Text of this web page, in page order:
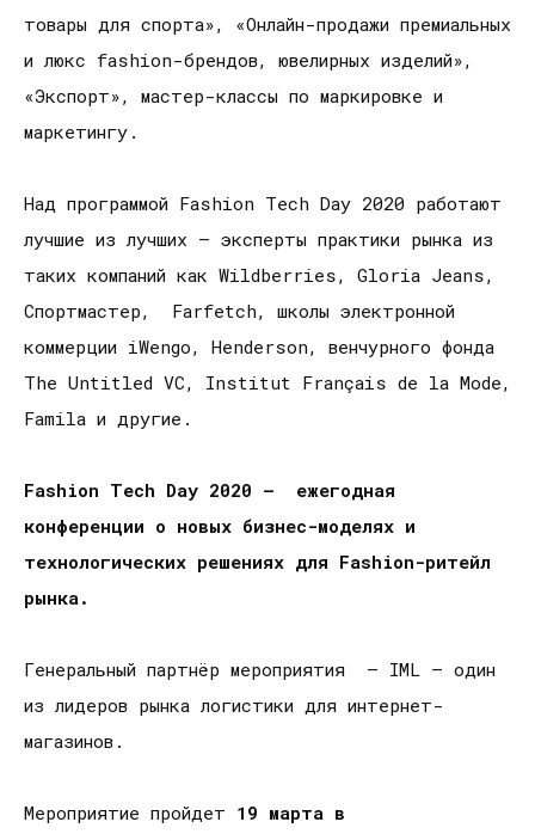
товары для спорта», «Онлайн-продажи премиальных
и люкс fashion-брендов, ювелирных изделий»,
«Экспорт», мастер-классы по маркировке и
маркетингу. ­
Над программой Fashion Tech Day 2020 работают
лучшие из лучших — эксперты практики рынка из
таких компаний как Wildberries, Gloria Jeans,
Спортмастер, Farfetch, школы электронной
коммерции iWengo, Henderson, венчурного фонда
The Untitled VC, Institut Français de la Mode,
Famila и другие.
Fashion Tech Day 2020 —
ежегодная
конференции о новых бизнес-моделях и
технологических решениях для Fashion-ритейл
рынка.
Генеральный партнёр мероприятия — IML — один
из лидеров рынка логистики для интернет-
магазинов.
Мероприятие пройдет 19 марта в